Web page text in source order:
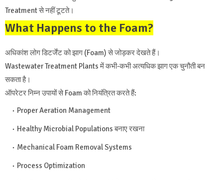
Treatment से नहीं टूटते।
What Happens to the Foam?
अधिकांश लोग डिटर्जेंट को झाग (Foam) से जोड़कर देखते हैं।
Wastewater Treatment Plants में कभी-कभी अत्यधिक झाग एक चुनौती बन
सकता है।
ऑपरेटर निम्न उपायों से Foam को नियंत्रित करते हैं:
Proper Aeration Management
Healthy Microbial Populations बनाए रखना
Mechanical Foam Removal Systems
Process Optimization